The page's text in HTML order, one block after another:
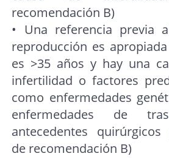
recomendación B)
• Una referencia previa
reproducción es
es >35 años y hay una
infertilidad o factores
como enfermedades
enfermedades de
antecedentes quirúrgicos
de recomendación B)